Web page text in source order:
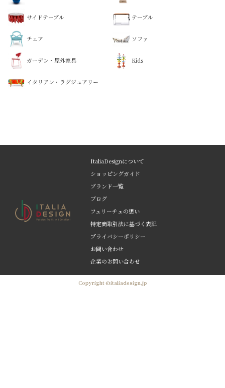
サイドテーブル テーブル
チェア ソファ
ガーデン・屋外家具 Kids
イタリアン・ラグジュアリー
ItaliaDesignについて
ショッピングガイド
ブランド一覧
ブログ
フェリーチェの想い
特定商取引法に基づく表記
プライバシーポリシー
お問い合わせ
企業のお問い合わせ
Copyright ©italiadesign.jp